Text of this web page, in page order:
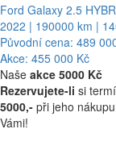
Ford Galaxy 2.5
2022 | 190000 km |
Původní cena: 489
Akce: 455 000 Kč
Naše akce 5000 Kč
Rezervujete-li si
5000,- při jeho
Vámi!